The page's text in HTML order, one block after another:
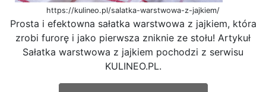
https://kulineo.pl/salatka-warstwowa-z-jajkiem/
Prosta i efektowna sałatka warstwowa z jajkiem, która
zrobi furorę i jako pierwsza zniknie ze stołu! Artykuł
Sałatka warstwowa z jajkiem pochodzi z serwisu
KULINEO.PL.